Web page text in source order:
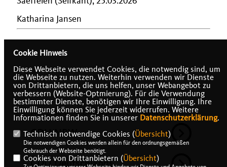
Katharina Jansen
IMPRESSUM DATENSCHUTZ KONTAKT
CDU NRW
CDU Deutschlands
Cookie Hinweis
Diese Webseite verwendet Cookies, die notwendig sind, um
die Webseite zu nutzen. Weiterhin verwenden wir Dienste
von Drittanbietern, die uns helfen, unser Webangebot zu
verbessern (Website-Optmierung). Für die Verwendung
bestimmter Dienste, benötigen wir Ihre Einwilligung. Ihre
Einwilligung können Sie jederzeit widerrufen. Weitere
Informationen finden Sie in unserer Datenschutzerklärung.
Technisch notwendige Cookies (Übersicht)
Die notwendigen Cookies werden allein für den ordnungsgemäßen
Gebrauch der Webseite benötigt.
Cookies von Drittanbietern (Übersicht)